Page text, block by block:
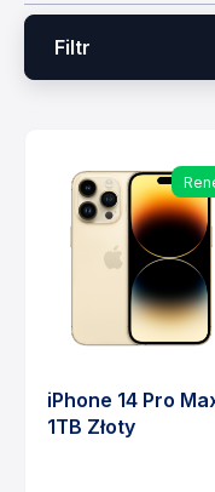
Filtr
iPhone 14 Pro
1TB Złoty